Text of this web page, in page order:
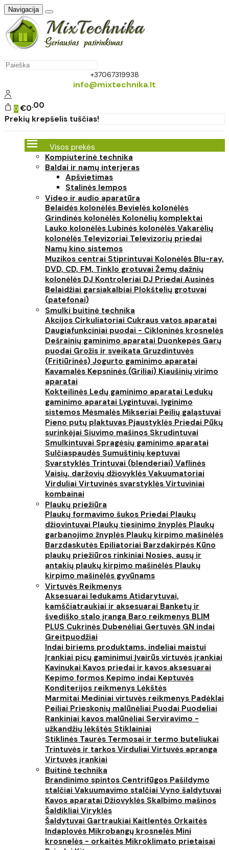
Navigacija
+37067319938
info@mixtechnika.lt
0 €0 00
Prekių krepšelis tuščias!
Visos prekės
Kompiuterinė technika
Baldai ir namų interjeras
Apšvietimas
Stalinės lempos
Video ir audio aparatūra
Belaidės kolonėlės Bevielės kolonėlės
Grindinės kolonėlės Kolonėlių komplektai
Lauko kolonėlės Lubinės kolonėlės Vakarėlių
kolonėlės Televizoriai Televizorių priedai
Namų kino sistemos
Muzikos centrai Stiprintuvai Kolonėlės Blu-ray,
DVD, CD, FM, Tinklo grotuvai Žemų dažnių
kolonėlės DJ Kontroleriai DJ Priedai Ausinės
Belaidžiai garsiakalbiai Plokštelių grotuvai
(patefonai)
Smulki buitinė technika
Akcijos Cirkuliatoriai Cukraus vatos aparatai
Daugiafunkciniai puodai - Cikloninės krosnelės
Dešrainių gaminimo aparatai Duonkepės Garų
puodai Grožis ir sveikata Gruzdintuvės
(Fritiūrinės) Jogurto gaminimo aparatai
Kavamalės Kepsninės (Griliai) Kiaušinių virimo
aparatai
Kokteilinės Ledų gaminimo aparatai Ledukų
gaminimo aparatai Lygintuvai, lyginimo
sistemos Mėsmalės Mikseriai Peilių galąstuvai
Pieno putų plaktuvas Pjaustyklės Priedai Pūkų
surinkėjai Siuvimo mašinos Skrudintuvai
Smulkintuvai Spragėsių gaminimo aparatai
Sulčiaspaudės Sumuštinių keptuvai
Svarstyklės Trintuvai (blenderiai) Vaflinės
Vaisių, daržovių džiovyklės Vakuumatoriai
Virduliai Virtuvinės svarstyklės Virtuviniai
kombainai
Plaukų priežiūra
Plaukų formavimo šukos Priedai Plaukų
džiovintuvai Plaukų tiesinimo žnyplės Plaukų
garbanojimo žnyplės Plaukų kirpimo mašinėlės
Barzdaskutės Epiliatoriai Barzdakirpės Kūno
plaukų priežiūros rinkiniai Nosies, ausų ir
antakių plaukų kirpimo mašinėlės Plaukų
kirpimo mašinėlės gyvūnams
Virtuvės Reikmenys
Aksesuarai ledukams Atidarytuvai,
kamščiatraukiai ir aksesuarai Banketų ir
švediško stalo įranga Baro reikmenys BLIM
PLUS Cukrinės Dubenėliai Gertuvės GN indai
Greitpuodžiai
Indai biriems produktams, indeliai maistui
Įrankiai picų gaminimui Įvairūs virtuvės įrankiai
Kavinukai Kavos priedai ir kavos aksesuarai
Kepimo formos Kepimo indai Keptuvės
Konditerijos reikmenys Lėkštės
Marmitai Mediniai virtuvės reikmenys Padėklai
Peiliai Prieskonių malūnėliai Puodai Puodeliai
Rankiniai kavos malūnėliai Serviravimo -
užkandžių lėkštės Stiklainiai
Stiklinės Taurės Termosai ir termo buteliukai
Trintuvės ir tarkos Virduliai Virtuvės apranga
Virtuvės įrankiai
Buitinė technika
Brandinimo spintos Centrifūgos Pašildymo
stalčiai Vakuumavimo stalčiai Vyno šaldytuvai
Kavos aparatai Džiovyklės Skalbimo mašinos
Šaldikliai Viryklės
Šaldytuvai Gartraukiai Kaitlentės Orkaitės
Indaplovės Mikrobangų krosnelės Mini
krosnelės - orkaitės Mikroklimato prietaisai